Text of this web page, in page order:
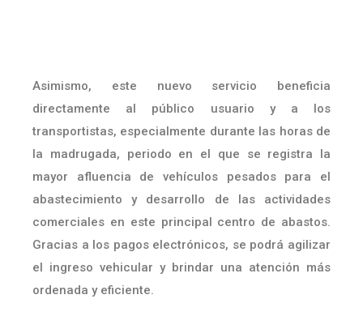
Asimismo, este nuevo servicio beneficia
directamente al público usuario y a los
transportistas, especialmente durante las horas de
la madrugada, periodo en el que se registra la
mayor afluencia de vehículos pesados para el
abastecimiento y desarrollo de las actividades
comerciales en este principal centro de abastos.
Gracias a los pagos electrónicos, se podrá agilizar
el ingreso vehicular y brindar una atención más
ordenada y eficiente.